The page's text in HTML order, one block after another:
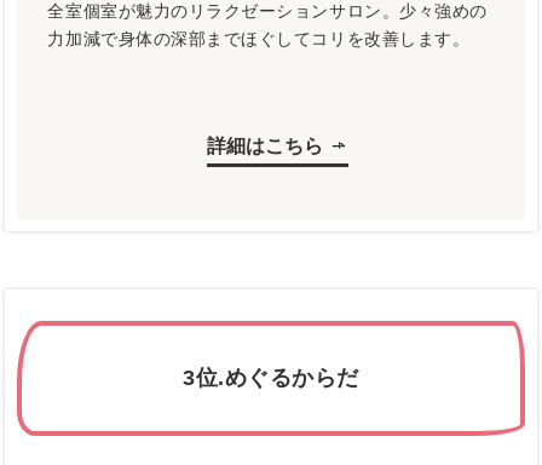
全室個室が魅力のリラクゼーションサロン。少々強めの
力加減で身体の深部までほぐしてコリを改善します。
詳細はこちら
3位.めぐるからだ